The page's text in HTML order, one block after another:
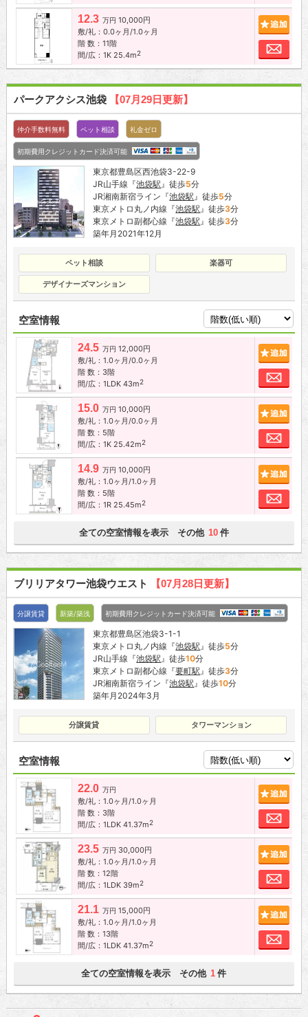
12.3 万円 10,000円
敷/礼：0.0ヶ月/1.0ヶ月
階 数：11階
間/広：1K 25.4m2
お
パークアクシス池袋 【07月29日更新】
仲介手数料無料 ペット相談 礼金ゼロ
初期費用クレジットカード決済可能
東京都豊島区西池袋3-22-9
JR山手線『池袋駅』徒歩5分
JR湘南新宿ライン『池袋駅』徒歩5分
東京メトロ丸ノ内線『池袋駅』徒歩3分
東京メトロ副都心線『池袋駅』徒歩3分
築年月2021年12月
ペット相談 楽器可
デザイナーズマンション
空室情報
24.5 万円 12,000円
敷/礼：1.0ヶ月/0.0ヶ月
階 数：3階
間/広：1LDK 43m2
お
15.0 万円 10,000円
敷/礼：1.0ヶ月/0.0ヶ月
階 数：5階
間/広：1K 25.42m2
お
14.9 万円 10,000円
敷/礼：1.0ヶ月/1.0ヶ月
階 数：5階
間/広：1R 25.45m2
お
全ての空室情報を表示 その他 10 件
ブリリアタワー池袋ウエスト 【07月28日更新】
分譲賃貸 新築/築浅 初期費用クレジットカード決済可能
東京都豊島区池袋3-1-1
東京メトロ丸ノ内線『池袋駅』徒歩5分
JR山手線『池袋駅』徒歩10分
東京メトロ副都心線『要町駅』徒歩3分
JR湘南新宿ライン『池袋駅』徒歩10分
築年月2024年3月
分譲賃貸 タワーマンション
空室情報
22.0 万円
敷/礼：1.0ヶ月/1.0ヶ月
階 数：3階
間/広：1LDK 41.37m2
お
23.5 万円 30,000円
敷/礼：1.0ヶ月/1.0ヶ月
階 数：12階
間/広：1LDK 39m2
追加
お
21.1 万円 15,000円
敷/礼：1.0ヶ月/1.0ヶ月
階 数：13階
間/広：1LDK 41.37m2
お
全ての空室情報を表示 その他 1 件